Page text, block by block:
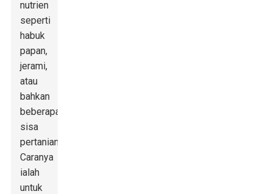
nutrien
seperti
habuk
papan,
jerami,
atau
bahkan
beberapa
sisa
pertanian.
Caranya
ialah
untuk